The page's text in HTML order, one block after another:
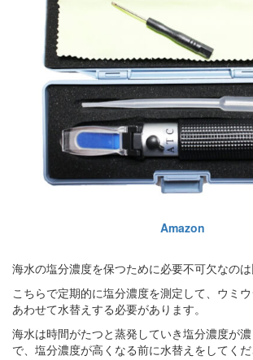
Amazon
海水の塩分濃度を保つために必要不可欠なのは
こちらで定期的に塩分濃度を測定して、ウミ
あわせて水替えする必要があります。
海水は時間がたつと蒸発していき塩分濃度が
で、塩分濃度が高くなる前に水替えをしてくだ